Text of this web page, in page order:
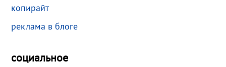
копирайт
реклама в блоге
социальное